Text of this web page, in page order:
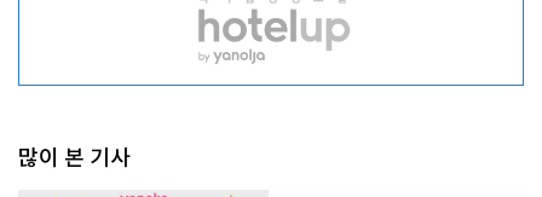
많이 본 기사